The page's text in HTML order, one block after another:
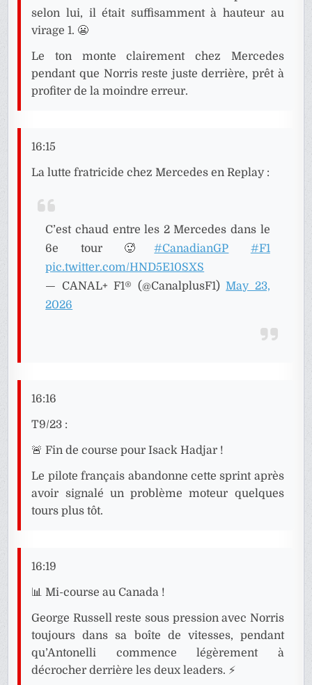
selon lui, il était suffisamment à hauteur au
virage 1. 😬
Le ton monte clairement chez Mercedes
pendant que Norris reste juste derrière, prêt à
profiter de la moindre erreur.
16:15
La lutte fratricide chez Mercedes en Replay :
C’est chaud entre les 2 Mercedes dans le
6e tour 🥵#CanadianGP
#F1
pic.twitter.com/HND5E10SXS
— CANAL+ F1® (@CanalplusF1)May 23,
2026
16:16
T9/23 :
🚨 Fin de course pour Isack Hadjar !
Le pilote français abandonne cette sprint après
avoir signalé un problème moteur quelques
tours plus tôt.
16:19
📊 Mi-course au Canada !
George Russell reste sous pression avec Norris
toujours dans sa boîte de vitesses, pendant
qu’Antonelli commence légèrement à
décrocher derrière les deux leaders. ⚡